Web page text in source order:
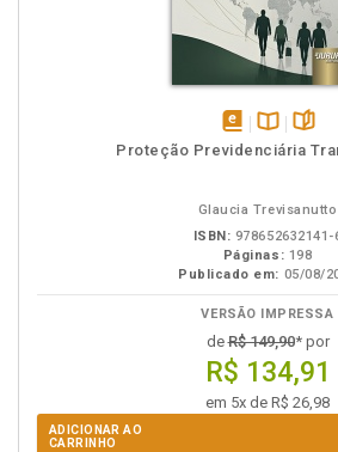
disponívelDisponível
Proteção Previdenciária
Glaucia Trevisanutto
ISBN: 978652632141-
Páginas: 198
Publicado em: 05/08/
VERSÃO IMPRESSA
deR$ 149,90* por
R$ 134,91
em 5x de R$ 26,98
ADICIONAR AO
CARRINHO